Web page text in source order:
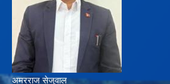
अमरराज सेजुवाल